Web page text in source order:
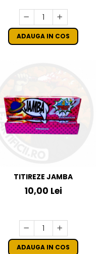
ADAUGA IN COS
TITIREZE JAMBA
10,00 Lei
ADAUGA IN COS